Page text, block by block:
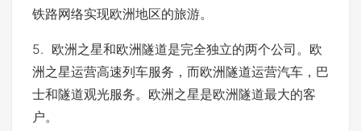
铁路网络实现欧洲地区的旅游。
5. 欧洲之星和欧洲隧道是完全独立的两个公司。欧
洲之星运营高速列车服务，而欧洲隧道运营汽车，巴
士和隧道观光服务。欧洲之星是欧洲隧道最大的客
户。